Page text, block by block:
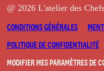
@ 2026 L'atelier des
CONDITIONS GÉNÉRALES
POLITIQUE DE CONFIDENTIALITÉ
MODIFIER MES PARAMÈTRES DE